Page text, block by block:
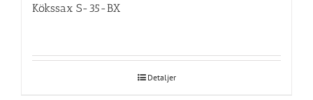
Kökssax S-35-BX
Detaljer